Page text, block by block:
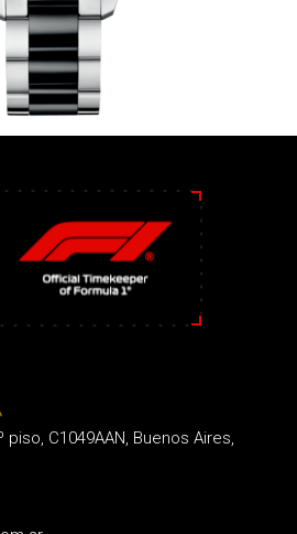
piso, C1049AAN, Buenos Aires,